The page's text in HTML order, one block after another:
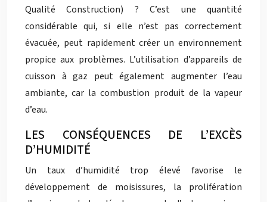
Qualité Construction) ? C’est une quantité
considérable qui, si elle n’est pas correctement
évacuée, peut rapidement créer un environnement
propice aux problèmes. L’utilisation d’appareils de
cuisson à gaz peut également augmenter l’eau
ambiante, car la combustion produit de la vapeur
d’eau.
LES CONSÉQUENCES DE L’EXCÈS
D’HUMIDITÉ
Un taux d’humidité trop élevé favorise le
développement de moisissures, la prolifération